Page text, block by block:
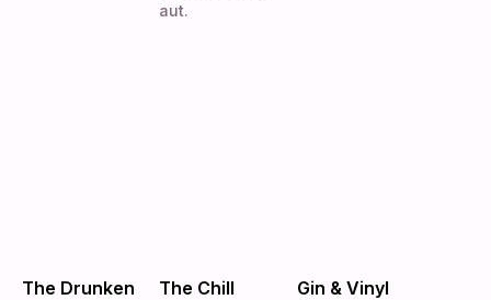
aut.
The Drunken
The Chill
Gin & Vinyl